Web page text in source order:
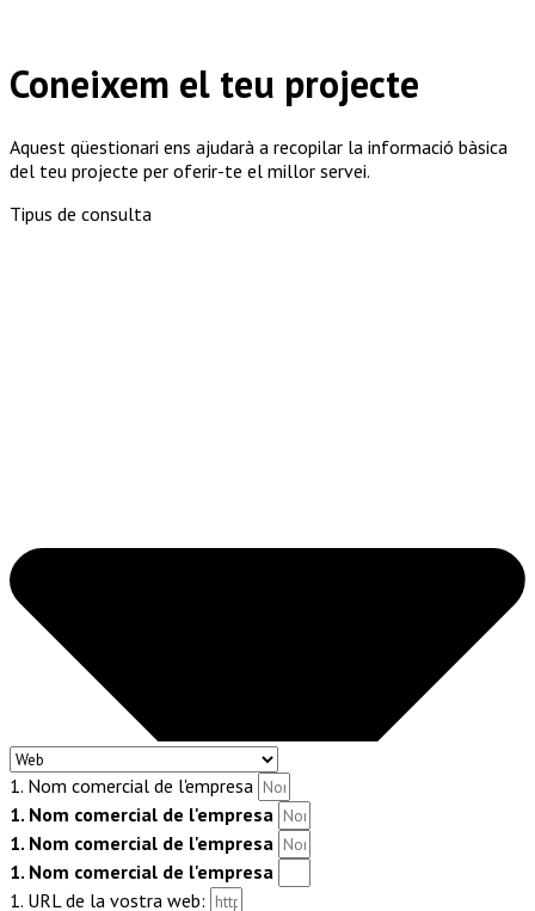
Coneixem el teu projecte
Aquest qüestionari ens ajudarà a recopilar la informació bàsica
del teu projecte per oferir-te el millor servei.
Tipus de consulta
1. Nom comercial de l'empresa
1. Nom comercial de l'empresa
1. Nom comercial de l'empresa
1. Nom comercial de l'empresa
1. URL de la vostra web: